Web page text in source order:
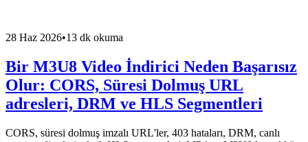
28 Haz 2026•13 dk okuma
Bir M3U8 Video İndirici Neden Başarısız
Olur: CORS, Süresi Dolmuş URL
adresleri, DRM ve HLS Segmentleri
CORS, süresi dolmuş imzalı URL'ler, 403 hataları, DRM, canlı